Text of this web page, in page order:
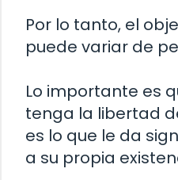
Por lo tanto, el
puede variar de
Lo importante es
tenga la libertad
es lo que le da
a su propia